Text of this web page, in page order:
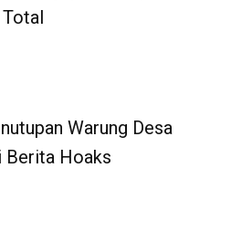
Warung Desa
Berita Hoaks